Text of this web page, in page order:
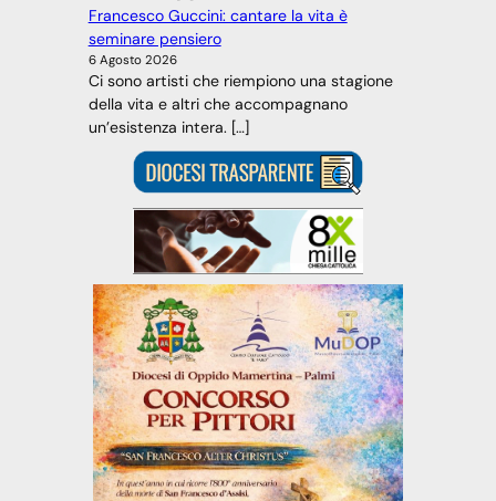
Francesco Guccini: cantare la vita è
seminare pensiero
6 Agosto 2026
Ci sono artisti che riempiono una stagione
della vita e altri che accompagnano
un’esistenza intera. […]